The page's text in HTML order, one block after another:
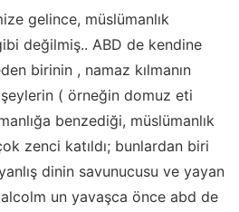
gelince, müslümanlık
değilmiş.. ABD de kendine
birinin , namaz kılmanın
şeylerin ( örneğin domuz eti
benzediği, müslümanlık
zenci katıldı; bunlardan biri
dinin savunucusu ve yayan
un yavaşca önce abd de